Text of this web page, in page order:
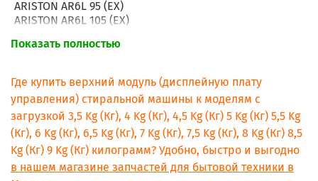
ARISTON AR6L 95 (EX)
ARISTON AR6L 105 (EX)
ARISTON ARM7L 85 (EX)
ARISTON AML105K S 60 HZ
ARISTON AR7L 85 S (EX)
ARISTON ARML 125 (AUS)
ARISTON AR7L 105 (EX) 60HZ.C
ARISTON AR7L 125 (EX).C
ARISTON AR7L 85 (AG)
ARISTON ARMXL 105 (AG)
ARISTON ARTXL 89 (AG)
Показать полностью
Где купить верхний модуль (дисплейную плату
управления) стиральной машины к моделям с
загрузкой 3,5 Kg (Кг), 4 Kg (Кг), 4,5 Kg (Кг) 5 Kg (Кг) 5,5 Kg
(Кг), 6 Kg (Кг), 6,5 Kg (Кг), 7 Kg (Кг), 7,5 Kg (Кг), 8 Kg (Кг) 8,5
Kg (Кг) 9 Kg (Кг) килограмм? Удобно, быстро и выгодно
в нашем магазине запчастей для бытовой техники в